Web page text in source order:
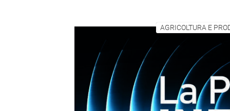
AGRICOLTURA E